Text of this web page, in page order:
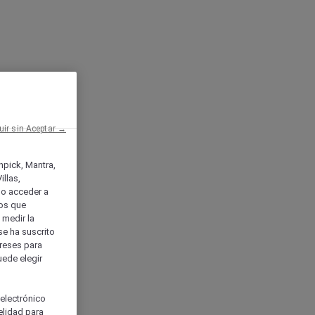
Mantra,
acceder a
que
la
ha suscrito
para
elegir
para
sin Aceptar →